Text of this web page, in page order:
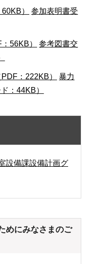
）
参加表明書受
56KB）
参考図書交
：222KB）
暴力
：44KB）
設備課設備計画グ
めにみなさまのご